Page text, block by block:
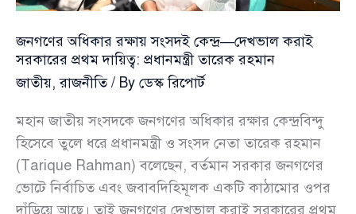
জনগণের অধিকার রক্ষায় সংসদই কেন্দ্র—দেখভাল করাই
সরকারের প্রথম দায়িত্ব: প্রধানমন্ত্রী তারেক রহমান
জাতীয়,রাজনীতি/ By ডেস্ক রিপোর্ট
মহান জাতীয় সংসদকে জনগণের অধিকার রক্ষার কেন্দ্রবিন্দু
হিসেবে তুলে ধরে প্রধানমন্ত্রী ও সংসদ নেতা তারেক রহমান
(Tarique Rahman) বলেছেন, বর্তমান সরকার জনগণের
ভোটে নির্বাচিত এবং জবাবদিহিমূলক একটি কাঠামোর ওপর
দাঁড়িয়ে আছে। তাই জনগণের দেখভাল করাই সরকারের প্রথম